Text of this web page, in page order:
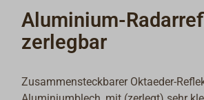
Aluminium-
zerlegbar
Zusammensteckbarer Oktaeder-